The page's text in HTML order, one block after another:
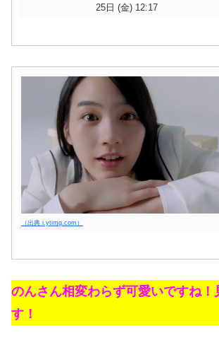
25日 (金) 12:17
（出典 i.ytimg.com）
のんさん相変わらず可愛いですね！
す！